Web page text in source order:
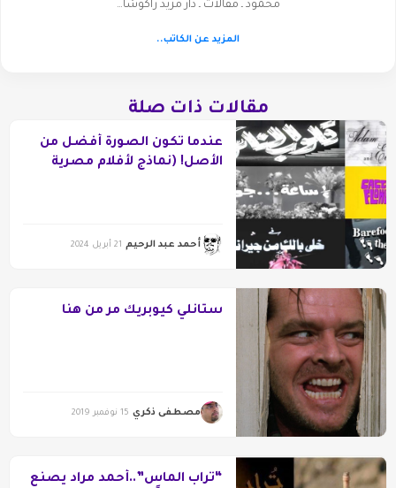
محمود ـ مقالات ـ دار مزيد راكوشا…
المزيد عن الكاتب..
مقالات ذات صلة
عندما تكون الصورة أفضل من
الأصل! (نماذج لأفلام مصرية
أحمد عبد الرحيم 21 أبريل 2024
ستانلي كيوبريك مر من هنا
مصطفى ذكري 15 نوفمبر 2019
“تراب الماس”..أحمد مراد يصنع